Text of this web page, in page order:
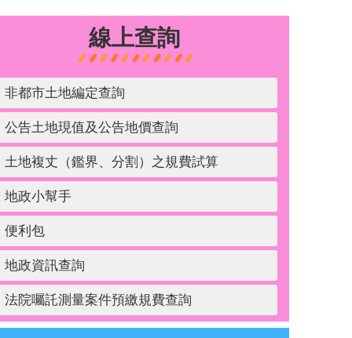
線上查詢
非都市土地編定查詢
公告土地現值及公告地價查詢
土地複丈（鑑界、分割）之規費試算
地政小幫手
便利包
地政資訊查詢
法院囑託測量案件預繳規費查詢